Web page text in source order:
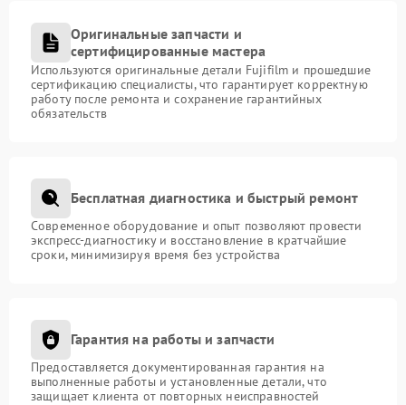
Оригинальные запчасти и
сертифицированные мастера
Используются оригинальные детали Fujifilm и прошедшие
сертификацию специалисты, что гарантирует корректную
работу после ремонта и сохранение гарантийных
обязательств
Бесплатная диагностика и быстрый ремонт
Современное оборудование и опыт позволяют провести
экспресс-диагностику и восстановление в кратчайшие
сроки, минимизируя время без устройства
Гарантия на работы и запчасти
Предоставляется документированная гарантия на
выполненные работы и установленные детали, что
защищает клиента от повторных неисправностей